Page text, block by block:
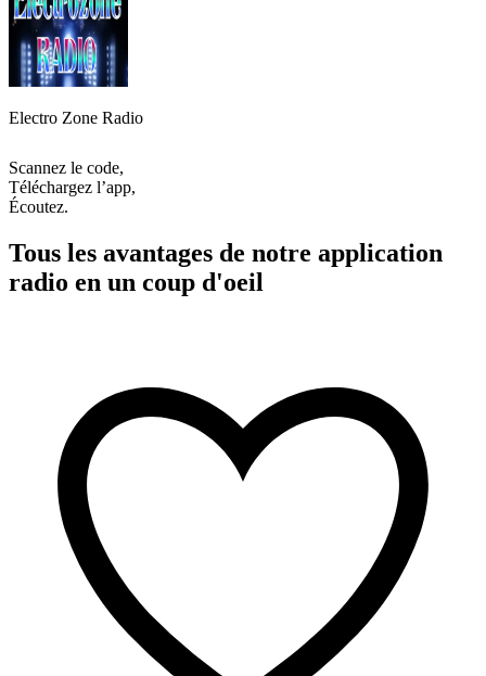
Electro Zone Radio
Scannez le code,
Téléchargez l’app,
Écoutez.
Tous les avantages de notre application
radio en un coup d'oeil